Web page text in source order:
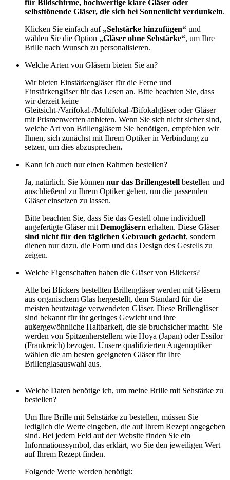
für Bildschirme, hochwertige klare Gläser oder
selbsttönende Gläser, die sich bei Sonnenlicht verdunkeln.
Klicken Sie einfach auf „Sehstärke hinzufügen“ und
wählen Sie die Option „Gläser ohne Sehstärke“, um Ihre
Brille nach Wunsch zu personalisieren.
Welche Arten von Gläsern bieten Sie an?
Wir bieten Einstärkengläser für die Ferne und
Einstärkengläser für das Lesen an. Bitte beachten Sie, dass
wir derzeit keine
Gleitsicht-/Varifokal-/Multifokal-/Bifokalgläser oder Gläser
mit Prismenwerten anbieten. Wenn Sie sich nicht sicher sind,
welche Art von Brillengläsern Sie benötigen, empfehlen wir
Ihnen, sich zunächst mit Ihrem Optiker in Verbindung zu
setzen, um dies abzusprechen.
Kann ich auch nur einen Rahmen bestellen?
Ja, natürlich. Sie können nur das Brillengestell bestellen und
anschließend zu Ihrem Optiker gehen, um die passenden
Gläser einsetzen zu lassen.
Bitte beachten Sie, dass Sie das Gestell ohne individuell
angefertigte Gläser mit Demogläsern erhalten. Diese Gläser
sind nicht für den täglichen Gebrauch gedacht, sondern
dienen nur dazu, die Form und das Design des Gestells zu
zeigen.
Welche Eigenschaften haben die Gläser von Blickers?
Alle bei Blickers bestellten Brillengläser werden mit Gläsern
aus organischem Glas hergestellt, dem Standard für die
meisten heutzutage verwendeten Gläser. Diese Brillengläser
sind bekannt für ihr geringes Gewicht und ihre
außergewöhnliche Haltbarkeit, die sie bruchsicher macht. Sie
werden von Spitzenherstellern wie Hoya (Japan) oder Essilor
(Frankreich) bezogen. Unsere qualifizierten Augenoptiker
wählen die am besten geeigneten Gläser für Ihre
Brillenglasauswahl aus.
Welche Daten benötige ich, um meine Brille mit Sehstärke zu
bestellen?
Um Ihre Brille mit Sehstärke zu bestellen, müssen Sie
lediglich die Werte eingeben, die auf Ihrem Rezept angegeben
sind. Bei jedem Feld auf der Website finden Sie ein
Informationssymbol, das erklärt, wo Sie den jeweiligen Wert
auf Ihrem Rezept finden.
Folgende Werte werden benötigt: